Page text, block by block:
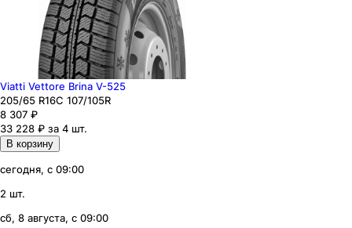
Viatti Vettore Brina V-525
205/65 R16C 107/105R
8 307 ₽
33 228 ₽ за 4 шт.
В корзину
сегодня, с 09:00
2 шт.
сб, 8 августа, с 09:00